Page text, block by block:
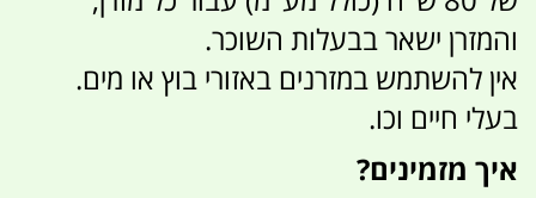
והמזרן ישאר בבעלות השוכר.
אין להשתמש במזרנים באזורי בוץ או מים.
בעלי חיים וכו.
איך מזמינים?